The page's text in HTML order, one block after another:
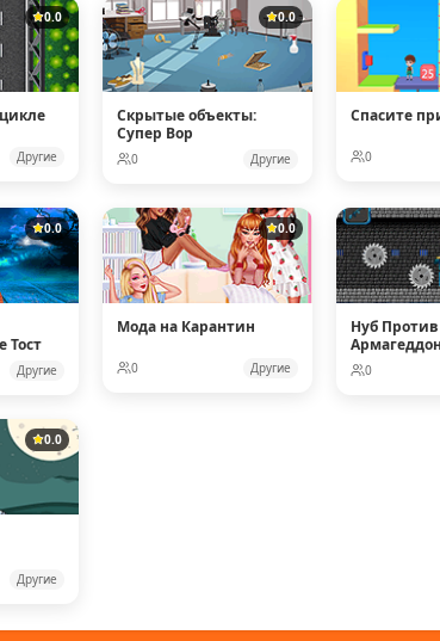
0.0
Другие
0.0
Скрытые объекты:
Супер Вор
0 Другие
Спасите
0
0.0
Тост
Другие
0.0
Мода на Карантин
0 Другие
Нуб
Армагеддон
0
0.0
Другие